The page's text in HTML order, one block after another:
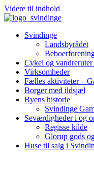
Videre til indhold
Svindinge
Landsbyrådet
Cykel og
Virksomheder
Fælles aktiviteter –
Borger med ildsjæl
Byens historie
Svindinge
Seværdigheder i og
Regisse kilde
Glorup gods
Huse til salg i